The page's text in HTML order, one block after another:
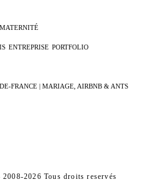
MATERNITÉ
ENTREPRISE PORTFOLIO
FRANCE | MARIAGE, AIRBNB & ANTS
2026 Tous droits reservés